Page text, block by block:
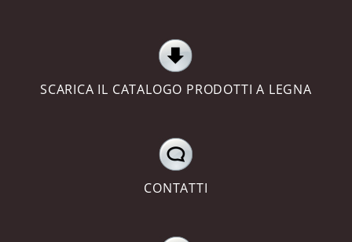
SCARICA IL CATALOGO PRODOTTI A LEGNA
CONTATTI